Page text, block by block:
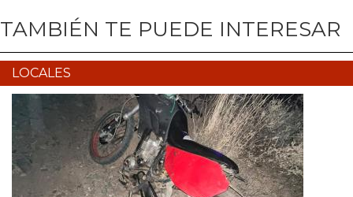
TAMBIÉN TE PUEDE INTERESAR
LOCALES